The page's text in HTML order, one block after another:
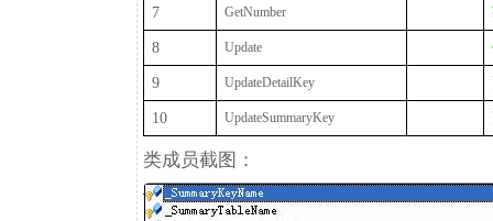
7 GetNumber
8 Update
9 UpdateDetailKey
10 UpdateSummaryKey
类成员截图：